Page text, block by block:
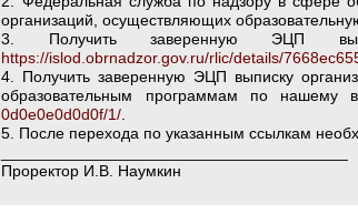
организаций, осуществляющих
3. Получить заверенную ЭЦП
https://islod.obrnadzor.gov.ru/rlic/details/
4. Получить заверенную ЭЦП выписку
образовательным программам по нашему
0d0e0e0d0d0f/1/
5. После перехода по указанным ссылкам
Проректор И.В. Наумкин